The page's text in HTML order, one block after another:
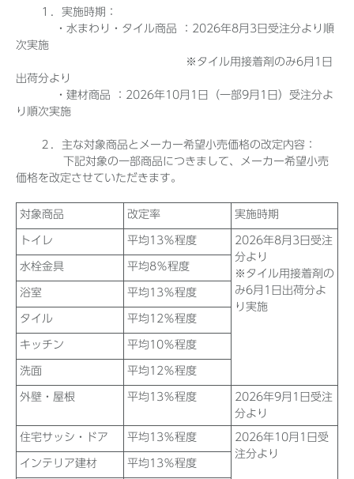
１．実施時期：
・水まわり・タイル商品 ：2026年8月3日受注分より順
次実施
※タイル用接着剤のみ6月1日
出荷分より
・建材商品 ：2026年10月1日（一部9月1日）受注分よ
り順次実施
２．主な対象商品とメーカー希望小売価格の改定内容：
下記対象の一部商品につきまして、メーカー希望小売
価格を改定させていただきます。
対象商品 改定率 実施時期
トイレ 平均13％程度
2026年8月3日受注
分より
※タイル用接着剤の
み6月1日出荷分よ
り実施
水栓金具 平均8％程度
浴室 平均13％程度
タイル 平均12％程度
キッチン 平均10％程度
洗面 平均12％程度
外壁・屋根 平均13％程度
2026年9月1日受注
分より
住宅サッシ・ドア 平均13％程度
2026年10月1日受
注分より
インテリア建材
平均13％程度